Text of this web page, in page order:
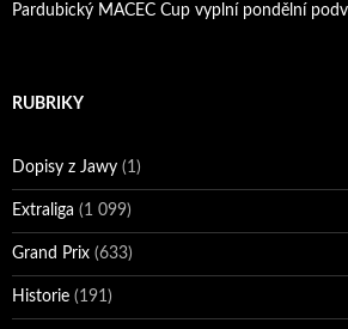
Pardubický MACEC Cup vyplní pondělní
RUBRIKY
Dopisy z Jawy (1)
Extraliga (1 099)
Grand Prix (633)
Historie (191)